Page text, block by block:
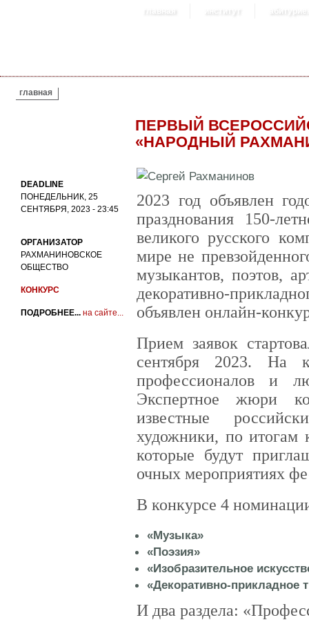
главная институт
ВЫ ЗДЕСЬ
главная
ПЕРВЫЙ
«НАРОДНЫЙ
DEADLINE
ПОНЕДЕЛЬНИК, 25
СЕНТЯБРЯ, 2023 - 23:45
ОРГАНИЗАТОР
РАХМАНИНОВСКОЕ
ОБЩЕСТВО
КОНКУРС
ПОДРОБНЕЕ... на сайте...
2023 год объявлен
празднования 150-
великого русского
мире не
музыкантов, поэтов,
декоративно-
объявлен онлайн-
Прием заявок
сентября 2023. На
профессионалов и
Экспертное жюри
известные
художники, по итогам
которые будут
очных мероприятиях
В конкурсе 4
«Музыка»
«Поэзия»
«Изобразительное
«Декоративно-прикладное
И два раздела: